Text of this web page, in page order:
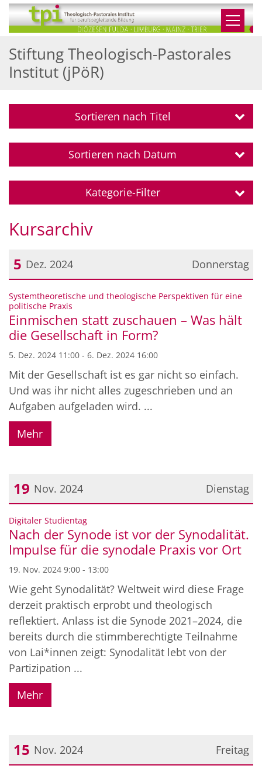
Zum Inhalt springen
Stiftung Theologisch-Pastorales
Institut (jPöR)
Sortieren nach Titel
Sortieren nach Datum
Kategorie-Filter
Kursarchiv
Donnerstag
5 Dez. 2024
Datum: 5. Dezember 2024
Systemtheoretische und theologische Perspektiven für eine
politische Praxis
Einmischen statt zuschauen – Was hält
die Gesellschaft in Form?
5. Dez. 2024 11:00 - 6. Dez. 2024 16:00
Mit der Gesellschaft ist es gar nicht so einfach.
Und was ihr nicht alles zugeschrieben und an
Aufgaben aufgeladen wird. ...
Mehr
Dienstag
19 Nov. 2024
Datum: 19. November 2024
Digitaler Studientag:
Nach der Synode ist vor der Synodalität.
Impulse für die synodale Praxis vor Ort
19. Nov. 2024 9:00 - 13:00
Wie geht Synodalität? Weltweit wird diese Frage
derzeit praktisch erprobt und theologisch
reflektiert. Anlass ist die Synode 2021–2024, die
bereits durch die stimmberechtigte Teilnahme
von Lai*innen zeigt: Synodalität lebt von der
Partizipation ...
Mehr
Freitag
15 Nov. 2024